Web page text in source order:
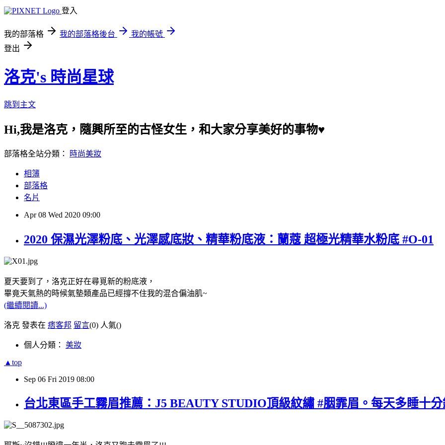
登入
我的部落格 我的部落格後台
我的帳號
登出
洛克's 時尚星球
跳到主文
Hi,我是洛克，隨興所至的古怪女生，和大家分享美好的事物♥
部落格全站分類： 時尚美妝
相簿
部落格
名片
Apr 08 Wed 2020 09:00
2020 保濕光澤粉底、光澤感底妝、精華粉底液：蘭蔻 超極光精華水粉底 #O-01
夏天要到了，洛克正好在尋覓新的粉底液，
畢竟天氣熱的時候氣墊類產品已經撐不住我的混合偏油肌~
(繼續閱讀...)
洛克 發表在 痞客邦 留言(0) 人氣()
個人分類： 美妝
▲top
Sep 06 Fri 2019 08:00
台北東區手工霧眉推薦：J5 BEAUTY STUDIO頂級紋繡 #胭霏眉。每天多睡十分